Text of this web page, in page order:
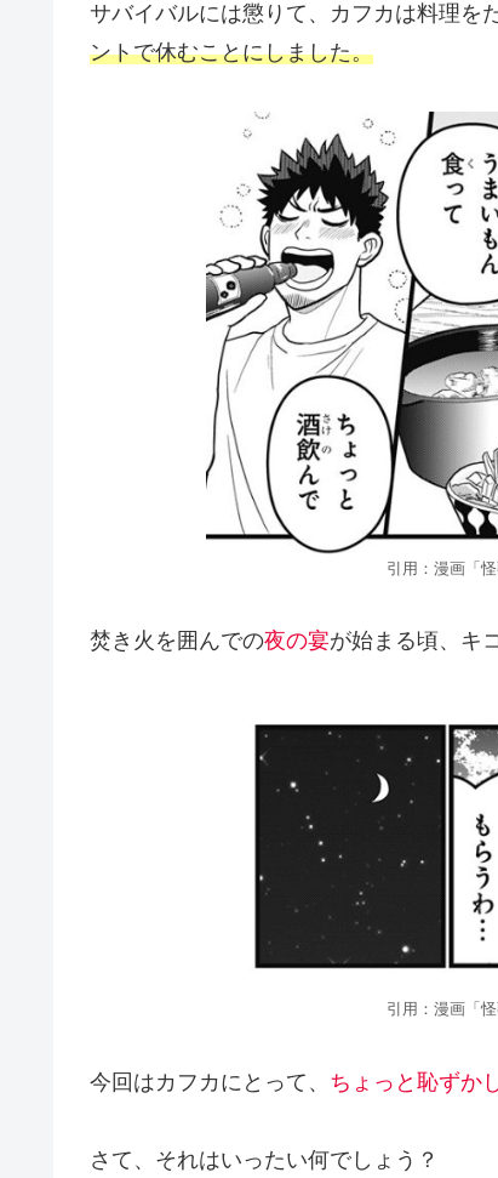
サバイバルには懲りて、カフカは料理を
ントで休むことにしました。
引用：漫画「
焚き火を囲んでの夜の宴が始まる頃、キ
引用：漫画「
今回はカフカにとって、 ちょっと恥ずか
さて、それはいったい何でしょう？